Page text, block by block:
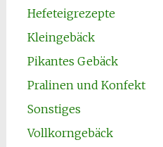
Hefeteigrezepte
Kleingebäck
Pikantes Gebäck
Pralinen und Konfekt
Sonstiges
Vollkorngebäck